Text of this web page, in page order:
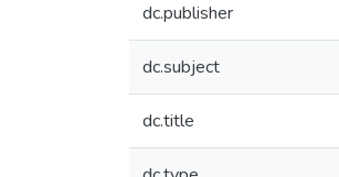
dc.publisher
dc.subject
dc.title